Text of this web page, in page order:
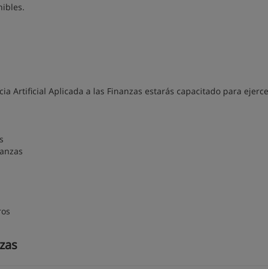
Artificial Aplicada a las Finanzas estarás capacitado para